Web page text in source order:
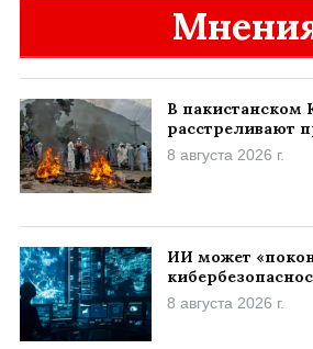
В пакистанском
расстреливают
8 августа 2026 г.
ИИ может
8 августа 2026 г.